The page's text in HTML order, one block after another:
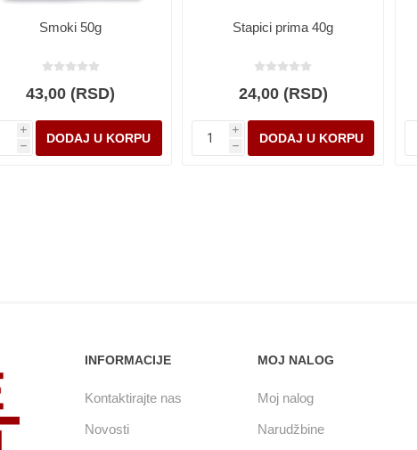
Smoki 50g
43,00 (RSD)
i
h
Stapici prima 40g
24,00 (RSD)
i
h
INFORMACIJE
Kontaktirajte nas
Novosti
MOJ NALOG
Moj nalog
Narudžbine